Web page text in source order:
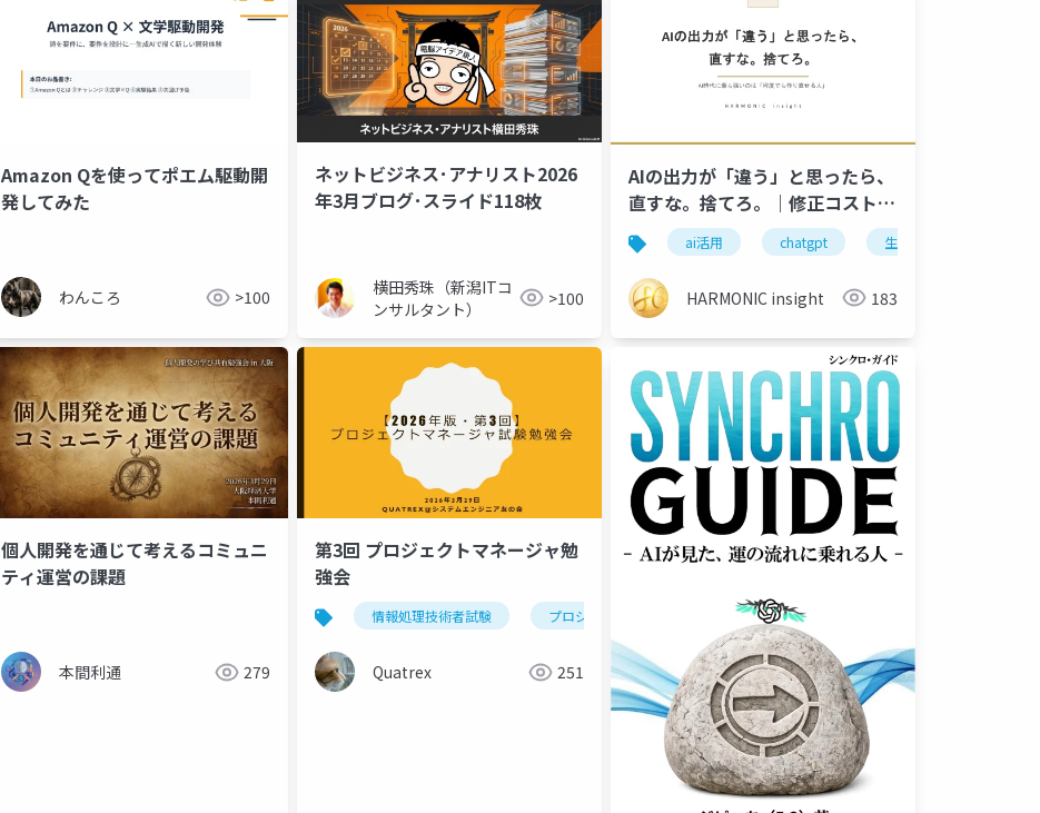
Amazon Qを使ってポエム駆動開
発してみた
わんころ >100
ネットビジネス･アナリスト2026
年3月ブログ･スライド118枚
横田秀珠（新潟ITコ
ンサルタント）
>100
AIの出力が「違う」と思ったら、
直すな。捨てろ。｜修正コストは
作り直しの10倍
ai活用 chatgpt 生成ai
HARMONIC insight 183
個人開発を通じて考えるコミュニ
ティ運営の課題
本間利通 279
第3回 プロジェクトマネージャ勉
強会
情報処理技術者試験 プロジェクトマネージャ 論文
Quatrex 251